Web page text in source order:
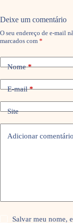
Deixe um comentário
O seu endereço de e-mail
marcados com *
Nome*
E-mail*
Site
Adicionar comentário
Salvar meu nome,